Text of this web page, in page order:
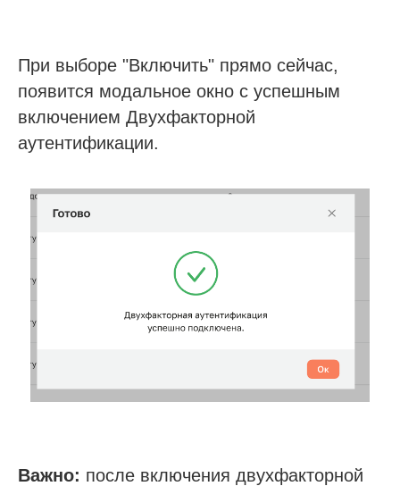
При выборе "Включить" прямо сейчас,
появится модальное окно с успешным
включением Двухфакторной
аутентификации.
Важно: после включения двухфакторной